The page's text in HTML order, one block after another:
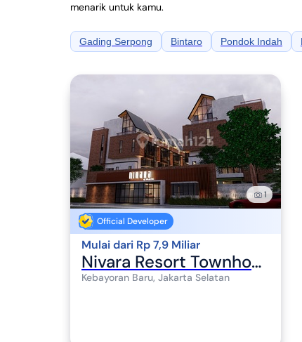
menarik untuk kamu.
Gading Serpong Bintaro Pondok Indah
1
Official Developer
Mulai dari Rp 7,9 Miliar
Nivara Resort Townhouse at Wijaya
Kebayoran Baru, Jakarta Selatan